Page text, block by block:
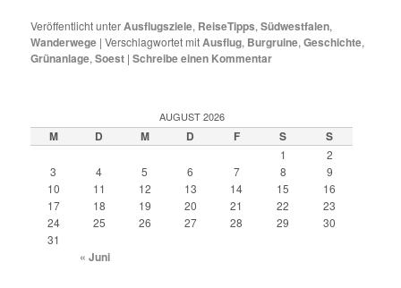
Veröffentlicht unterAusflugsziele, ReiseTipps,Südwestfalen,
Wanderwege |Verschlagwortet mitAusflug, Burgruine,Geschichte,
Grünanlage,Soest |Schreibe einen Kommentar
AUGUST 2026
M D M D F S S
1
2
3
4 5 6 7 8
9
10
11 12 13 14 15
16
17
18 19 20 21 22
23
24
25 26 27 28 29
30
31
« Juni